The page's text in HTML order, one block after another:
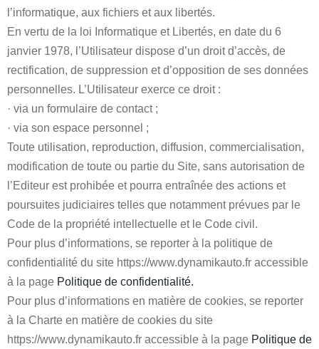
l’informatique, aux fichiers et aux libertés.
En vertu de la loi Informatique et Libertés, en date du 6
janvier 1978, l’Utilisateur dispose d’un droit d’accès, de
rectification, de suppression et d’opposition de ses données
personnelles. L’Utilisateur exerce ce droit :
· via un formulaire de contact ;
· via son espace personnel ;
Toute utilisation, reproduction, diffusion, commercialisation,
modification de toute ou partie du Site, sans autorisation de
l’Editeur est prohibée et pourra entraînée des actions et
poursuites judiciaires telles que notamment prévues par le
Code de la propriété intellectuelle et le Code civil.
Pour plus d’informations, se reporter à la politique de
confidentialité du site https://www.dynamikauto.fr accessible
à la page Politique de confidentialité.
Pour plus d’informations en matière de cookies, se reporter
à la Charte en matière de cookies du site
https://www.dynamikauto.fr accessible à la page Politique de